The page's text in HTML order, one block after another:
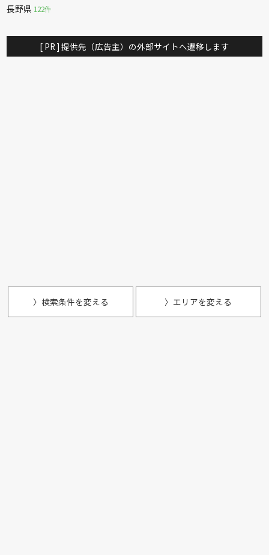
長野県 122件
[ PR ] 提供先（広告主）の外部サイトへ遷移します
〉検索条件を変える 〉エリアを変える